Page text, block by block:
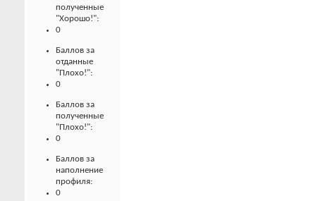
полученные
"Хорошо!":
0
Баллов за
отданные
"Плохо!":
0
Баллов за
полученные
"Плохо!":
0
Баллов за
наполнение
профиля:
0